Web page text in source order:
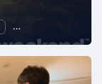
異業種交流